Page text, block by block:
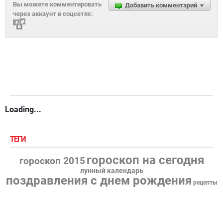
Добавить комментарий
Вы можете комментировать
через аккаунт в соцсетях:
Loading...
ТЕГИ
гороскоп 2015 гороскоп на сегодня
лунный календарь
поздравления с днем рождения рецепты